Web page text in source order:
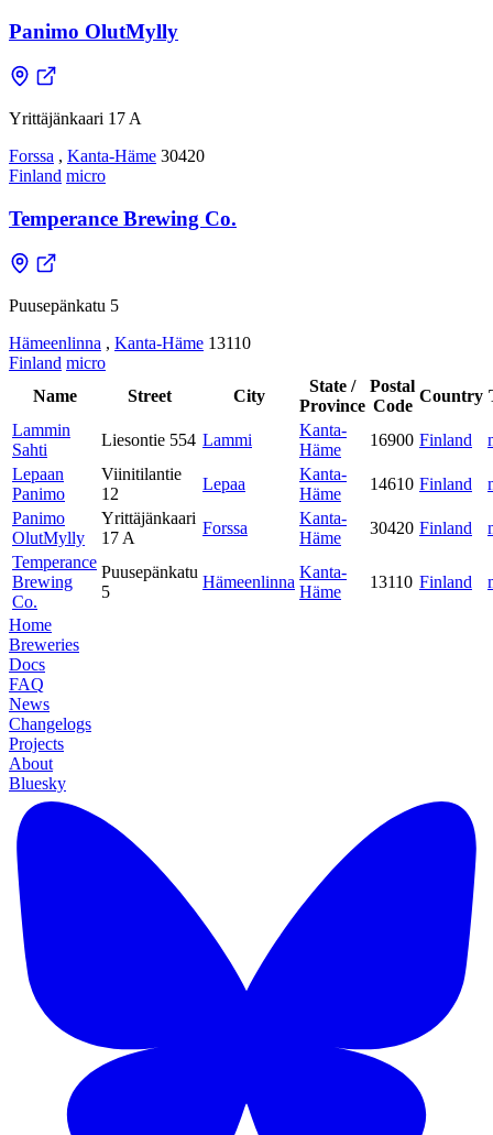
Panimo OlutMylly
Yrittäjänkaari 17 A
Forssa , Kanta-Häme 30420
Finland micro
Temperance Brewing Co.
Puusepänkatu 5
Hämeenlinna , Kanta-Häme 13110
Finland micro
Name
Street City
State /
Province
Postal
Code
Country
Lammin
Sahti
Liesontie 554 Lammi
Kanta-
Häme
16900 Finland
Lepaan
Panimo
Viinitilantie
12
Lepaa
Kanta-
Häme
14610 Finland
Panimo
OlutMylly
Yrittäjänkaari
17 A
Forssa
Kanta-
Häme
30420 Finland
Temperance
Brewing
Co.
Puusepänkatu
5
Hämeenlinna
Kanta-
Häme
13110 Finland
Home
Breweries
Docs
FAQ
News
Changelogs
Projects
About
Bluesky